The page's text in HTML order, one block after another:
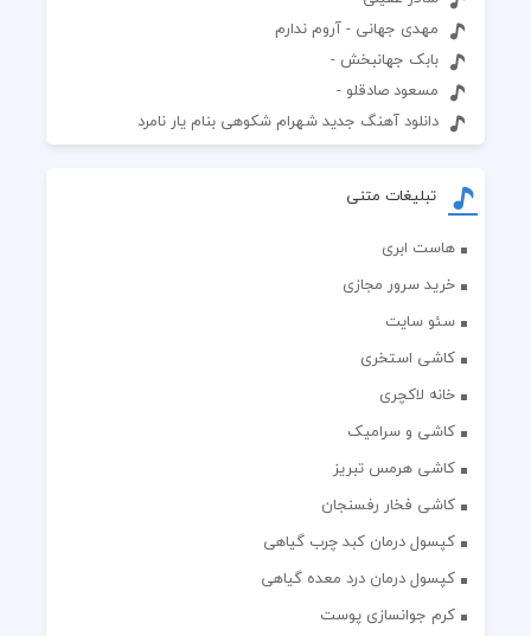
مهدی جهانی - آروم ندارم
بابک جهانبخش -
مسعود صادقلو -
دانلود آهنگ جدید شهرام شکوهی بنام یار نامرد
تبلیغات متنی
هاست ابری
خرید سرور مجازی
سئو سایت
کاشی استخری
خانه لاکچری
کاشی و سرامیک
کاشی هرمس تبریز
کاشی فخار رفسنجان
کپسول درمان کبد چرب گیاهی
کپسول درمان درد معده گیاهی
کرم جوانسازی پوست